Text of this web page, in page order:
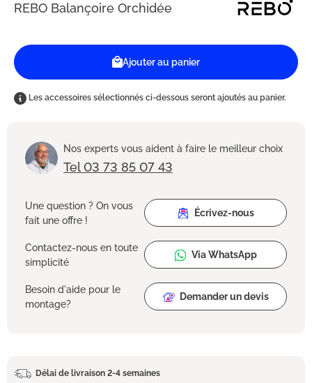
REBO Balançoire Orchidée
Ajouter au panier
Les accessoires sélectionnés ci-dessous seront ajoutés au panier.
Nos experts vous aident à faire le meilleur choix
Tel 03 73 85 07 43
Une question ? On vous
fait une offre !
Écrivez-nous
Contactez-nous en toute
simplicité
Via WhatsApp
Besoin d'aide pour le
montage?
Demander un devis
Délai de livraison 2-4 semaines